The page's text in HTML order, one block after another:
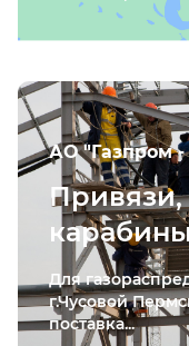
АО "Газпром -
Для
г.Чусовой
поставка...